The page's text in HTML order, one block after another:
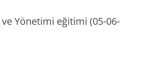
ve Yönetimi eğitimi (05-06-